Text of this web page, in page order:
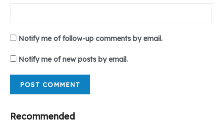
Notify me of follow-up comments by email.
Notify me of new posts by email.
Recommended